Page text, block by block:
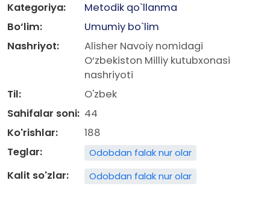
Kategoriya:
Metodik qo`llanma
Bo‘lim:
Umumiy bo`lim
Nashriyot:
Alisher Navoiy nomidagi
O‘zbekiston Milliy kutubxonasi
nashriyoti
Til:
O'zbek
Sahifalar soni: 44
Ko'rishlar:
188
Teglar:
Odobdan falak nur olar
Kalit so'zlar: Odobdan falak nur olar